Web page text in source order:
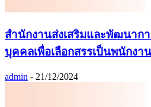
สำนักงานส่งเสริมและพัฒนาก
บุคคลเพื่อเลือกสรรเป็นพนักงา
admin - 21/12/2024